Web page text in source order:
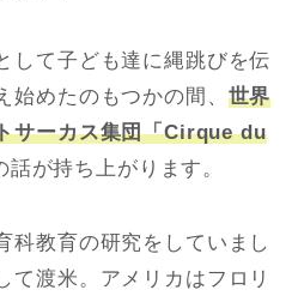
して子ども達に縄跳びを伝
始めたのもつかの間、 世界
サーカス集団「Cirque du
話が持ち上がります。
科教育の研究をしていまし
て渡米。アメリカはフロリ